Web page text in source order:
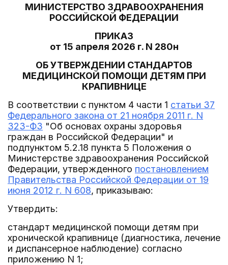
МИНИСТЕРСТВО ЗДРАВООХРАНЕНИЯ
РОССИЙСКОЙ ФЕДЕРАЦИИ
ПРИКАЗ
от 15 апреля 2026 г. N 280н
ОБ УТВЕРЖДЕНИИ СТАНДАРТОВ
МЕДИЦИНСКОЙ ПОМОЩИ ДЕТЯМ ПРИ
КРАПИВНИЦЕ
В соответствии с пунктом 4 части 1 статьи 37
Федерального закона от 21 ноября 2011 г. N
323-ФЗ "Об основах охраны здоровья
граждан в Российской Федерации" и
подпунктом 5.2.18 пункта 5 Положения о
Министерстве здравоохранения Российской
Федерации, утвержденного постановлением
Правительства Российской Федерации от 19
июня 2012 г. N 608, приказываю:
Утвердить:
стандарт медицинской помощи детям при
хронической крапивнице (диагностика, лечение
и диспансерное наблюдение) согласно
приложению N 1;